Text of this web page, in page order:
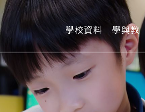
學校資料 學與教